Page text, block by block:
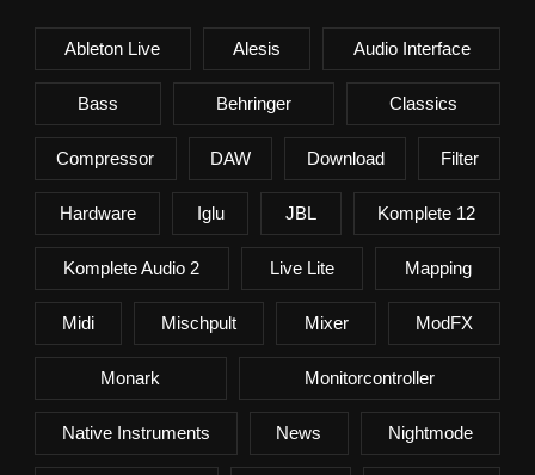
Ableton Live Alesis Audio Interface
Bass Behringer Classics
Compressor DAW Download Filter
Hardware Iglu JBL Komplete 12
Komplete Audio 2 Live Lite Mapping
Midi Mischpult Mixer ModFX
Monark Monitorcontroller
Native Instruments News Nightmode